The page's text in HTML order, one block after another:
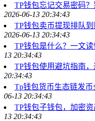
TP钱包忘记交易密码
2026-06-13 20:34:43
TP钱包卖币提现排队
2026-06-13 20:34:43
TP钱包是什么？一文
13 20:34:43
TP钱包使用避坑指南
20:34:43
Tp钱包货币生态链发
06-13 20:34:43
TP钱包子钱包，加密
13 20:34:43